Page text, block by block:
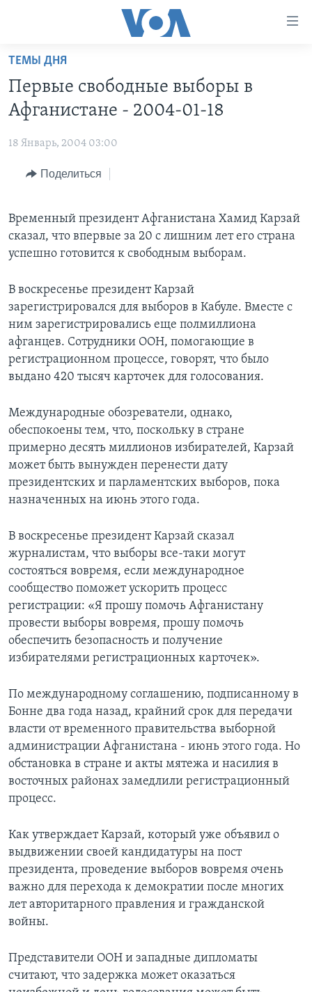
Перейти
основной
контент
Перейти
навигации
поиск
ПРОГРАММЫ
НОВОСТИ ЗА МИНУТУ
ИТОГИ
ДИСКУССИЯ VOA
ДЕТАЛИ
АМЕРИКА. БОЛЬШОЕ ПУТЕШЕСТВИЕ
ПРОЕКТЫ
УЧИМ АНГЛИЙСКИЙ
НАША АМЕРИКАНСКАЯ ИСТОРИЯ
АРТЕФАКТЫ
АМЕРИКАНСКИЕ ГОРОДКИ
ЭКСПЕРТИЗА
ИНТЕРВЬЮ
ЗА СВОБОДУ ПРЕССЫ
УЧИМ АНГЛИЙСКИЙ
ПОДПИСКА НА НОВОСТИ
Learning English
СОЦИАЛЬНЫЕ СЕТИ
ТЕМЫ ДНЯ
Первые свободные выборы в
Афганистане - 2004-01-18
18 Январь, 2004 03:00
Поделиться
Временный президент Афганистана Хамид Карзай
сказал, что впервые за 20 с лишним лет его страна
успешно готовится к свободным выборам.
В воскресенье президент Карзай
зарегистрировался для выборов в Кабуле. Вместе с
ним зарегистрировались еще полмиллиона
афганцев. Сотрудники ООН, помогающие в
регистрационном процессе, говорят, что было
выдано 420 тысяч карточек для голосования.
Международные обозреватели, однако,
обеспокоены тем, что, поскольку в стране
примерно десять миллионов избирателей, Карзай
может быть вынужден перенести дату
президентских и парламентских выборов, пока
назначенных на июнь этого года.
В воскресенье президент Карзай сказал
журналистам, что выборы все-таки могут
состояться вовремя, если международное
сообщество поможет ускорить процесс
регистрации: «Я прошу помочь Афганистану
провести выборы вовремя, прошу помочь
обеспечить безопасность и получение
избирателями регистрационных карточек».
По международному соглашению, подписанному в
Бонне два года назад, крайний срок для передачи
власти от временного правительства выборной
администрации Афганистана - июнь этого года. Но
обстановка в стране и акты мятежа и насилия в
восточных районах замедлили регистрационный
процесс.
Как утверждает Карзай, который уже объявил о
выдвижении своей кандидатуры на пост
президента, проведение выборов вовремя очень
важно для перехода к демократии после многих
лет авторитарного правления и гражданской
войны.
Представители ООН и западные дипломаты
считают, что задержка может оказаться